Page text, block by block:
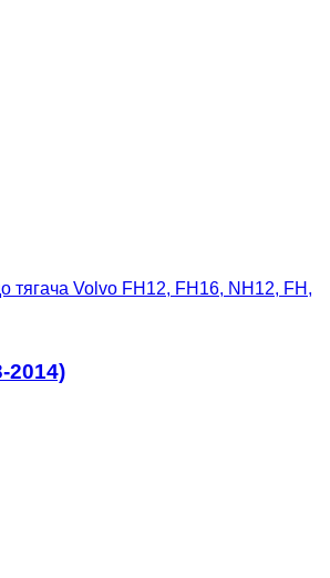
тягача Volvo FH12, FH16, NH12, FH,
2014)